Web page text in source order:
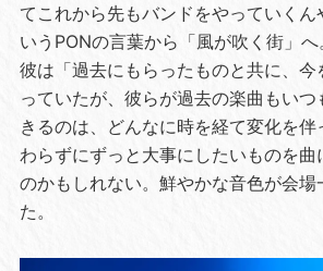
てこれから先もバンドをやっていくん
いうPONの言葉から「風が吹く街」
彼は「過去にもらったものと共に、
っていたが、彼らが過去の楽曲もい
きるのは、どんなに時を経て変化を
わらずにずっと大事にしたいものを曲
のかもしれない。鮮やかな音色が会場
た。